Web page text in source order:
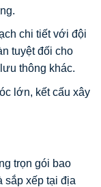
chi tiết với đội
tuyệt đối cho
thông khác.
lớn, kết cấu xây
trọn gói bao
sắp xếp tại địa